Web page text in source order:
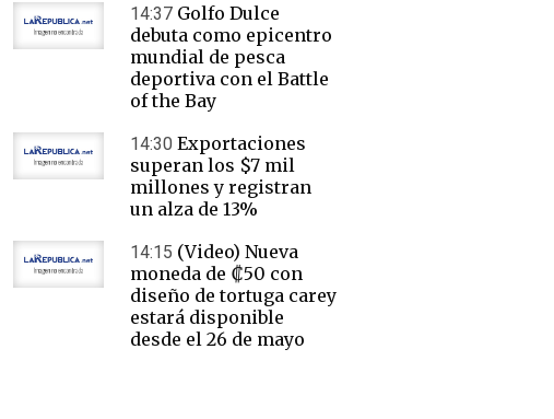
14:37 Golfo Dulce
debuta como epicentro
mundial de pesca
deportiva con el Battle
of the Bay
14:30 Exportaciones
superan los $7 mil
millones y registran
un alza de 13%
14:15 (Video) Nueva
moneda de ₡50 con
diseño de tortuga carey
estará disponible
desde el 26 de mayo